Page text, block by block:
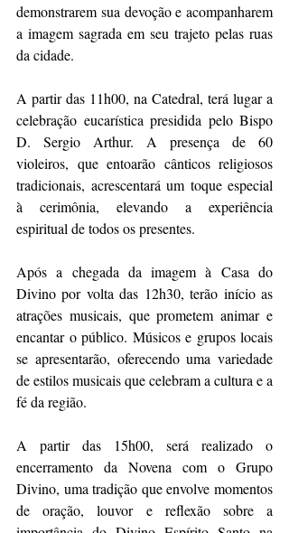
demonstrarem sua devoção e acompanharem
a imagem sagrada em seu trajeto pelas ruas
da cidade.
A partir das 11h00, na Catedral, terá lugar a
celebração eucarística presidida pelo Bispo
D. Sergio Arthur. A presença de 60
violeiros, que entoarão cânticos religiosos
tradicionais, acrescentará um toque especial
à cerimônia, elevando a experiência
espiritual de todos os presentes.
Após a chegada da imagem à Casa do
Divino por volta das 12h30, terão início as
atrações musicais, que prometem animar e
encantar o público. Músicos e grupos locais
se apresentarão, oferecendo uma variedade
de estilos musicais que celebram a cultura e a
fé da região.
A partir das 15h00, será realizado o
encerramento da Novena com o Grupo
Divino, uma tradição que envolve momentos
de oração, louvor e reflexão sobre a